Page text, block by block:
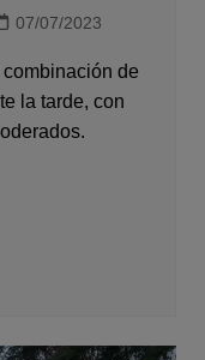
07/07/2023
de
la tarde, con